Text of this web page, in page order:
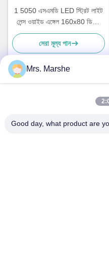
1 5050 এসএমডি LED স্ট্রিট লাইট
লেন্স ওয়াইড এঙ্গেল 160x80 ডিগ্রি
টাইপII-এম টেকসই
সেরা মূল্য পান
ঠিকানা
Mrs. Marshe
Good day, what product are